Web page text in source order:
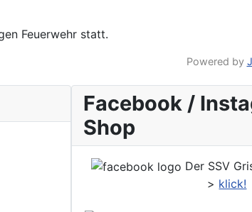
Feuerwehr statt.
Powered by
Facebook /
Shop
Der SSV
> klick!